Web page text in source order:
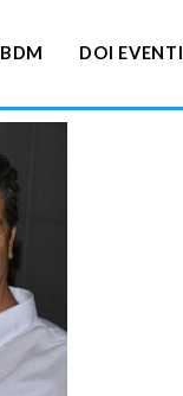
BDM DOI EVENTI